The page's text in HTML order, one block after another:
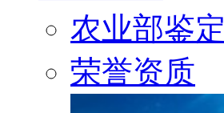
农业部鉴定
荣誉资质